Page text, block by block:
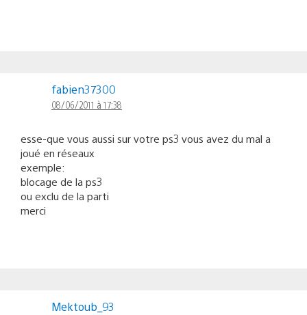
fabien37300
08/06/2011 à 17:38
esse-que vous aussi sur votre ps3 vous avez du mal a
joué en réseaux
exemple:
blocage de la ps3
ou exclu de la parti
merci
Mektoub_93